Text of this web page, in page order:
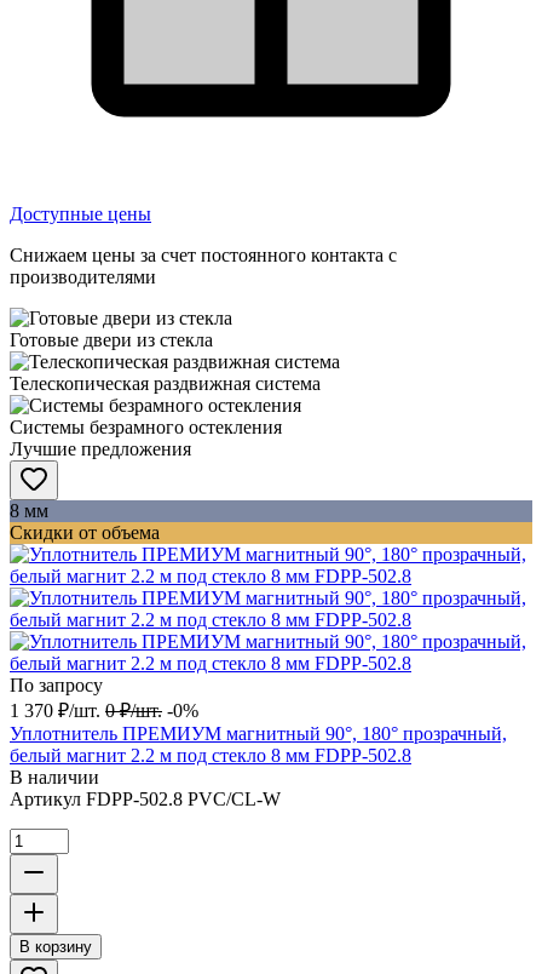
Доступные цены
Снижаем цены за счет постоянного контакта с
производителями
Готовые двери из стекла
Телескопическая раздвижная система
Системы безрамного остекления
Лучшие предложения
8 мм
Скидки от объема
По запросу
1 370 ₽/шт. 0 ₽/шт. -0%
Уплотнитель ПРЕМИУМ магнитный 90°, 180° прозрачный,
белый магнит 2.2 м под стекло 8 мм FDPP-502.8
В наличии
Артикул FDPP-502.8 PVC/CL-W
В корзину